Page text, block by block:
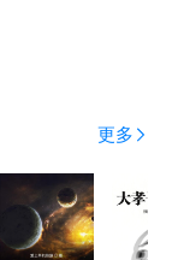
更多